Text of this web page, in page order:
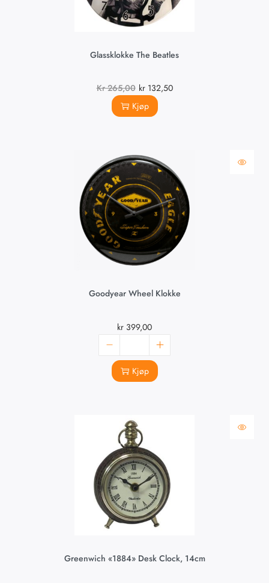
Glassklokke The Beatles
Kr265,00 kr132,50
Kjøp
Goodyear Wheel Klokke
kr 399,00
Kjøp
Greenwich «1884» Desk Clock, 14cm